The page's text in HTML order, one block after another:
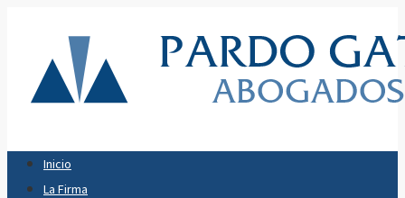
Inicio
La Firma